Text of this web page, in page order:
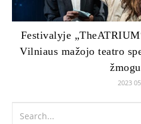
Festivalyje
Vilniaus mažojo teatro
2023